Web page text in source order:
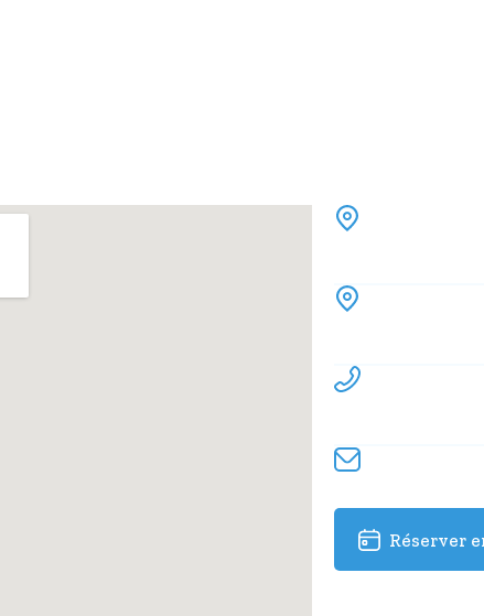
Réserver